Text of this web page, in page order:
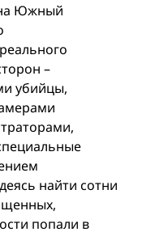
Южный
–
убийцы,
найти сотни
попали в